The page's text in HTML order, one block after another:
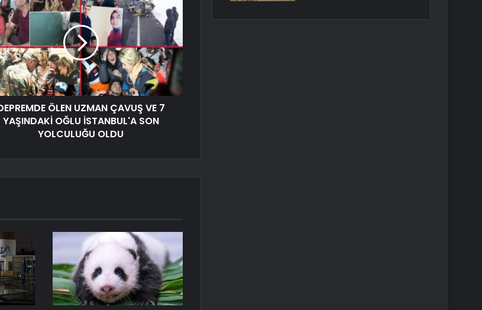
ÖLEN UZMAN ÇAVUŞ VE 7
YAŞINDAKİ OĞLU İSTANBUL'A SON
YOLCULUĞU OLDU